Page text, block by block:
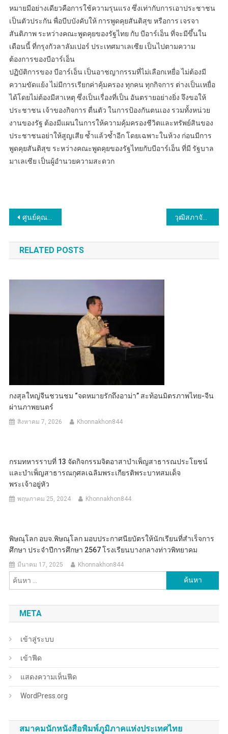
หมายมีอย่างเดียวคือการใช้ความรุนแรง ซึ่งเท่ากับการเอาประชาชน
เป็นตัวประกัน พื่อบีบบังคับให้ การพูดคุยสันติสุข หรือการ เจรจา
สันติภาพ ระหว่างคณะพูดคุยของรัฐไทย กับ บีอาร์เอ็น ที่จะมีขึ้นใน
เดือนนี้ ที่กรุงกัวลาลัมเปอร์ ประเทศมาเลเซีย เป็นไปตามความ
ต้องการของบีอาร์เอ็น
ปฏิบัติการของ บีอาร์เอ็น เป็นอาชญากรรมที่ไม่เลือกเหยื่อ ไม่ต้องมี
ความขัดแย้ง ไม่มีการเรียกค่าคุ้มครอง ทุกคน ทุกกิจการ ต่างเป็นเหยื่อ
ได้โดยไม่ต้องมีสาเหตุ ซึ่งเป็นเรื่องที่เป็น อันตรายอย่างยิ่ง จึงขอให้
ประชาชน เจ้าของกิจการ ตื่นตัว ในการป้องกันตนเอง รวมทั้งหน่วย
งานของรัฐ ต้องมีแผนในการให้ความคุ้มครองชีวิตและทรัพย์สินของ
ประชาชนอย่าให้สูญเสีย ซ้ำแล้วซ้ำอีก โดยเฉพาะในห้วง ก่อนมีการ
พูดคุยสันติสุข ระหว่างคณะพูดคุยของรัฐไทยกับบีอาร์เอ็น ที่มี รัฐบาล
มาเลเซีย เป็นผู้อำนวยความสะดวก
แนะแนว
เรื่อง
ศูนย์คุณธรรม มอบรางวัล Thailand Moral Awards แก่ พลตำรวจเอก สมพงษ์ ชิงดวง ต้นแบบของผู้พิทักษ์สันติราษฎร์หัวใจคุณธรรม
RELATED POSTS
กงสุลใหญ่จีนชวนชม “จดหมายรักถึงอาม่า” สะท้อนมิตรภาพไทย-จีน
ผ่านภาพยนตร์
สิงหาคม 7, 2026 Khonnakhon844
กรมทหารราบที่ 13 จัดกิจกรรมจิตอาสาบำเพ็ญสาธารณประโยชน์
และบำเพ็ญสาธารณกุศลเฉลิมพระเกียรติพระบาทสมเด็จ
พระเจ้าอยู่หัว
พฤษภาคม 25, 2024 Khonnakhon844
พิษณุโลก อบจ.พิษณุโลก มอบประกาศนียบัตรให้นักเรียนที่สำเร็จการ
ศึกษา ประจำปีการศึกษา 2567 โรงเรียนบางกลางท่าวพิทยาคม
มีนาคม 17, 2025 Khonnakhon844
สำหรับ:
META
เข้าสู่ระบบ
เข้าฟีด
แสดงความเห็นฟีด
WordPress.org
สมาคมนักหนังสือพิมพ์ภูมิภาคแห่งประเทศไทย